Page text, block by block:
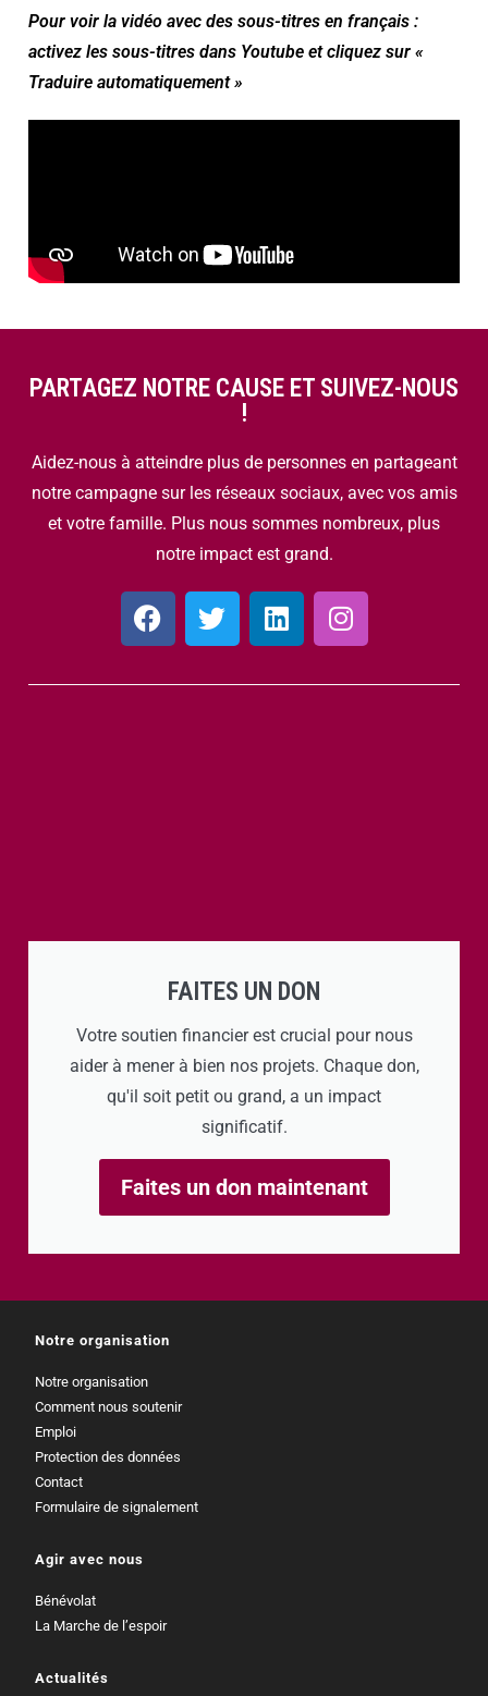
Pour voir la vidéo avec des sous-titres en français :
activez les sous-titres dans Youtube et cliquez sur «
Traduire automatiquement »
PARTAGEZ NOTRE CAUSE ET SUIVEZ-NOUS
!
Aidez-nous à atteindre plus de personnes en partageant
notre campagne sur les réseaux sociaux, avec vos amis
et votre famille. Plus nous sommes nombreux, plus
notre impact est grand.
FAITES UN DON
Votre soutien financier est crucial pour nous
aider à mener à bien nos projets. Chaque don,
qu'il soit petit ou grand, a un impact
significatif.
Faites un don maintenant
Notre organisation
Notre organisation
Comment nous soutenir
Emploi
Protection des données
Contact
Formulaire de signalement
Agir avec nous
Bénévolat
La Marche de l’espoir
Actualités